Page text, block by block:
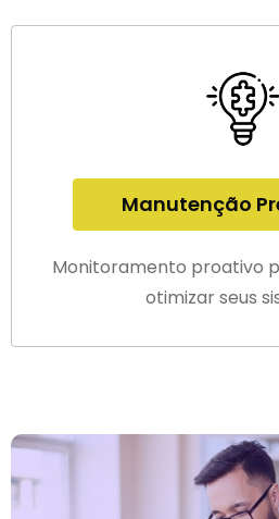
Manutenção
Monitoramento proativo
otimizar seus